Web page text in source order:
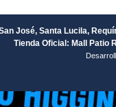
José, Santa Lucila,
Tienda Oficial: Mall Patio